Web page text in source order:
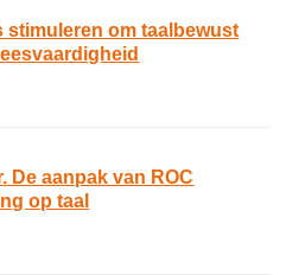
stimuleren om taalbewust
De aanpak van ROC
op taal